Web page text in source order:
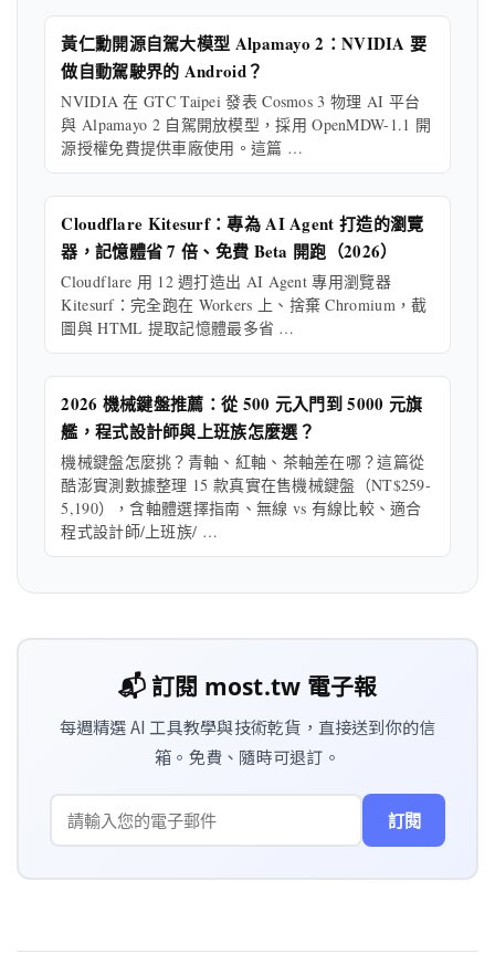
黃仁勳開源自駕大模型 Alpamayo 2：NVIDIA 要
做自動駕駛界的 Android？
NVIDIA 在 GTC Taipei 發表 Cosmos 3 物理 AI 平台
與 Alpamayo 2 自駕開放模型，採用 OpenMDW-1.1 開
源授權免費提供車廠使用。這篇 …
Cloudflare Kitesurf：專為 AI Agent 打造的瀏覽
器，記憶體省 7 倍、免費 Beta 開跑（2026）
Cloudflare 用 12 週打造出 AI Agent 專用瀏覽器
Kitesurf：完全跑在 Workers 上、捨棄 Chromium，截
圖與 HTML 提取記憶體最多省 …
2026 機械鍵盤推薦：從 500 元入門到 5000 元旗
艦，程式設計師與上班族怎麼選？
機械鍵盤怎麼挑？青軸、紅軸、茶軸差在哪？這篇從
酷澎實測數據整理 15 款真實在售機械鍵盤（NT$259-
5,190），含軸體選擇指南、無線 vs 有線比較、適合
程式設計師/上班族/ …
📬 訂閱 most.tw 電子報
每週精選 AI 工具教學與技術乾貨，直接送到你的信
箱。免費、隨時可退訂。
訂閱